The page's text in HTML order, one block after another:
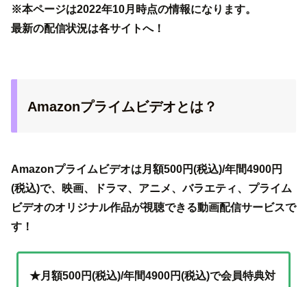
※本ページは2022年10月時点の情報になります。
最新の配信状況は各サイトへ！
Amazonプライムビデオとは？
Amazonプライムビデオは月額500円(税込)/年間4900円
(税込)で、映画、ドラマ、アニメ、バラエティ、プライム
ビデオのオリジナル作品が視聴できる動画配信サービスで
す！
★月額500円(税込)/年間4900円(税込)で会員特典対